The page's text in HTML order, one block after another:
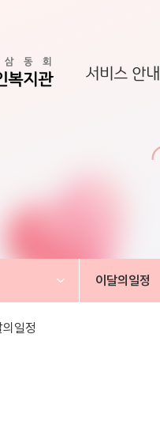
서비스 안내
이달의일정
의일정